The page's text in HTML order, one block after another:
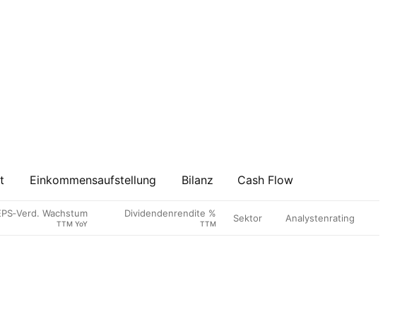
Einkommensaufstellung Bilanz Cash Flow
Wachstum
TTM YoY
Dividendenrendite %
TTM Sektor Analystenrating